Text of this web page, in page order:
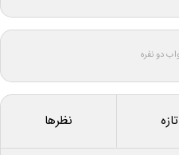
دو نفره
تازه نظرها